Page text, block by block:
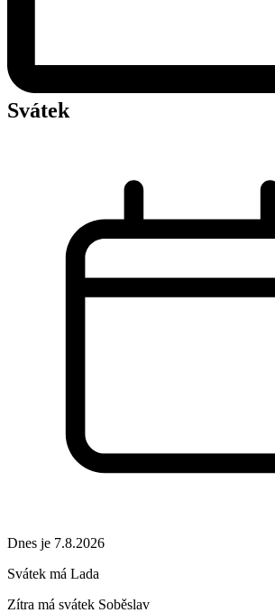
Svátek
Dnes je 7.8.2026
Svátek má Lada
Zítra má svátek Soběslav